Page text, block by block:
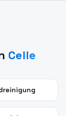
Celle